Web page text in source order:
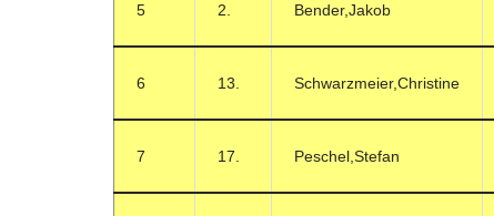
5 2. Bender,Jakob
6 13. Schwarzmeier,Christine
7 17. Peschel,Stefan